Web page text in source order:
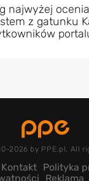
najwyżej
z gatunku
2026 by PPE.pl. All
Kontakt Polityka
Reklama